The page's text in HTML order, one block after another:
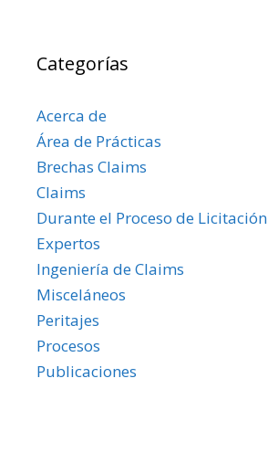
Categorías
Acerca de
Área de Prácticas
Brechas Claims
Claims
Durante el Proceso de Licitación
Expertos
Ingeniería de Claims
Misceláneos
Peritajes
Procesos
Publicaciones